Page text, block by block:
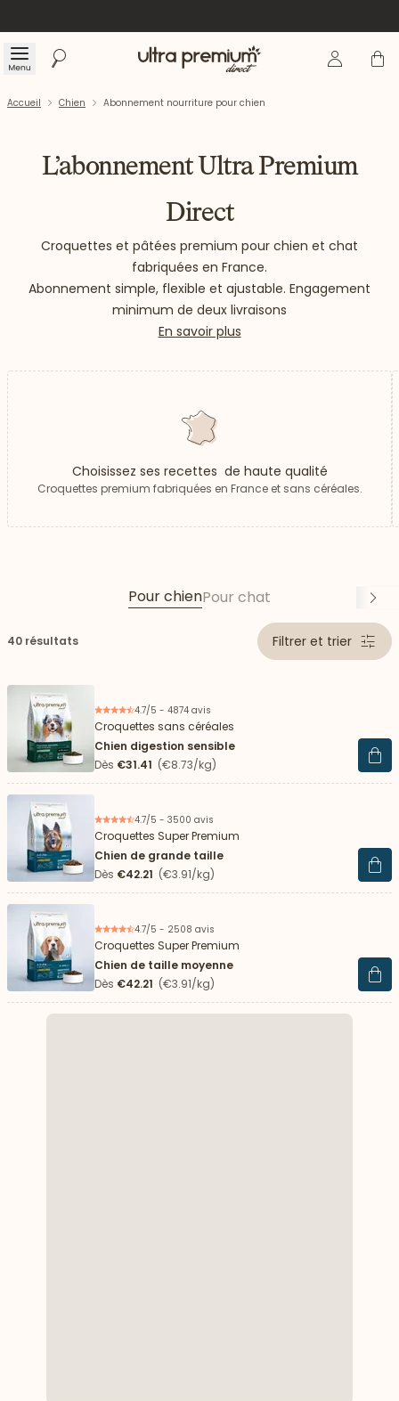
Menu Rechercher Accueil Se Panier
vers le bas
Accueil Chien Abonnement nourriture pour chien
L’abonnement Ultra Premium
Direct
Croquettes et pâtées premium pour chien et chat
fabriquées en France.
Abonnement simple, flexible et ajustable. Engagement
minimum de deux livraisons
En savoir plus
Choisissez ses recettes de haute qualité
Croquettes premium fabriquées en France et sans céréales.
Pour chienPour chat
40 résultats Filtrer et trier
4.7/5 - 4874 avis
Croquettes sans céréales
Chien digestion sensible
Dès €31.41 (€8.73/kg) Voir
4.7/5 - 3500 avis
Croquettes Super Premium
Chien de grande taille
Dès €42.21 (€3.91/kg) Voir
4.7/5 - 2508 avis
Croquettes Super Premium
Chien de taille moyenne
Dès €42.21 (€3.91/kg) Voir